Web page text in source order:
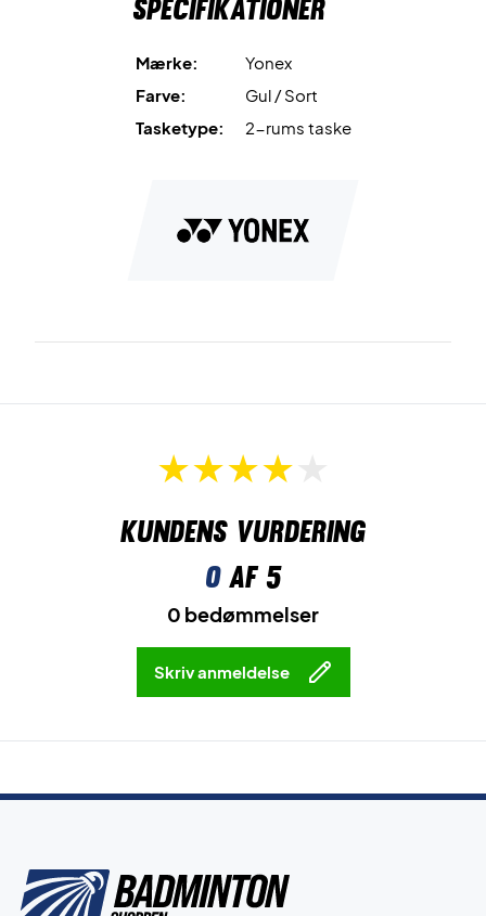
Specifikationer
Mærke:
Yonex
Farve:
Gul / Sort
Tasketype:
2-rums taske
Kundens vurdering
0af 5
0 bedømmelser
Skriv anmeldelse